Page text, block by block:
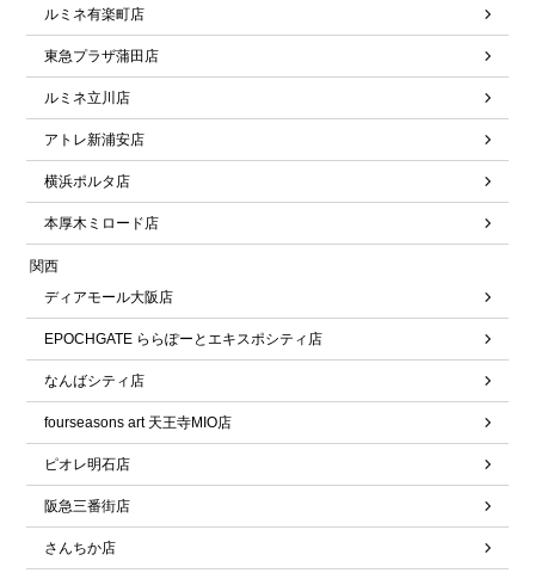
ルミネ有楽町店
東急プラザ蒲田店
ルミネ立川店
アトレ新浦安店
横浜ポルタ店
本厚木ミロード店
関西
ディアモール大阪店
EPOCHGATE ららぽーとエキスポシティ店
なんばシティ店
fourseasons art 天王寺MIO店
ピオレ明石店
阪急三番街店
さんちか店